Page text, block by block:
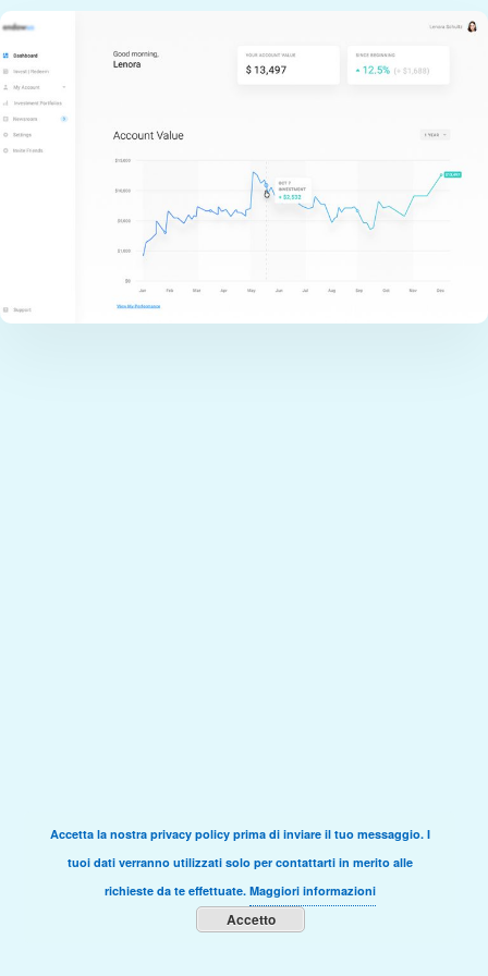
Accetta la nostra privacy policy prima di inviare il tuo messaggio. I
tuoi dati verranno utilizzati solo per contattarti in merito alle
richieste da te effettuate. Maggiori informazioni
Accetto